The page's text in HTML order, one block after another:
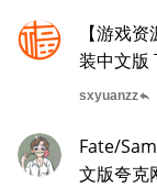
【游戏
装中文版
sxyuanzzreply
Fate/
文版夸克